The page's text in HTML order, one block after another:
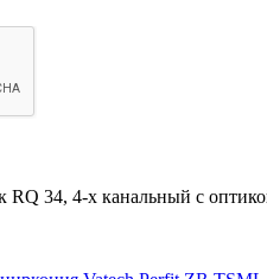
RQ 34, 4-х канальный с